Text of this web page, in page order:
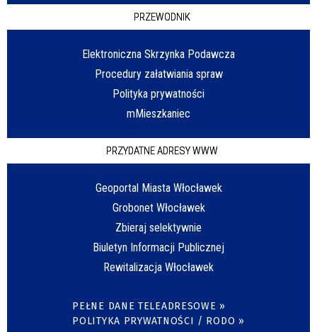
PRZEWODNIK
Elektroniczna Skrzynka Podawcza
Procedury załatwiania spraw
Polityka prywatności
mMieszkaniec
PRZYDATNE ADRESY WWW
Geoportal Miasta Włocławek
Grobonet Włocławek
Zbieraj selektywnie
Biuletyn Informacji Publicznej
Rewitalizacja Włocławek
PEŁNE DANE TELEADRESOWE »
POLITYKA PRYWATNOŚCI / RODO »